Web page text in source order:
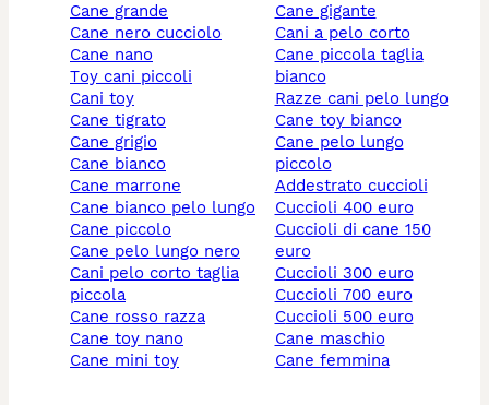
cane grande
cane nero cucciolo
cane nano
toy cani piccoli
cani toy
cane tigrato
cane grigio
cane bianco
cane marrone
cane bianco pelo lungo
cane piccolo
cane pelo lungo nero
cani pelo corto taglia
piccola
cane rosso razza
cane toy nano
cane mini toy
cane gigante
cani a pelo corto
cane piccola taglia
bianco
razze cani pelo lungo
cane toy bianco
cane pelo lungo
piccolo
addestrato cuccioli
cuccioli 400 euro
cuccioli di cane 150
euro
cuccioli 300 euro
cuccioli 700 euro
cuccioli 500 euro
cane maschio
cane femmina